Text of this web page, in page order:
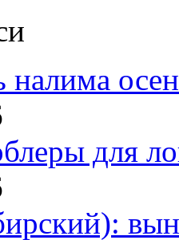
налима
для